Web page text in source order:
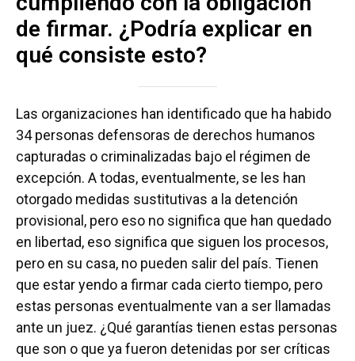
de firmar. ¿Podría explicar en
qué consiste esto?
Las organizaciones han identificado que ha habido
34 personas defensoras de derechos humanos
capturadas o criminalizadas bajo el régimen de
excepción. A todas, eventualmente, se les han
otorgado medidas sustitutivas a la detención
provisional, pero eso no significa que han quedado
en libertad, eso significa que siguen los procesos,
pero en su casa, no pueden salir del país. Tienen
que estar yendo a firmar cada cierto tiempo, pero
estas personas eventualmente van a ser llamadas
ante un juez. ¿Qué garantías tienen estas personas
que son o que ya fueron detenidas por ser críticas